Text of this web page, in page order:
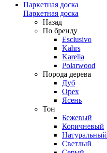
Паркетная доска
Паркетная доска
Назад
По бренду
Esclusivo
Kahrs
Karelia
Polarwood
Порода дерева
Дуб
Орех
Ясень
Тон
Бежевый
Коричневый
Натуральный
Светлый